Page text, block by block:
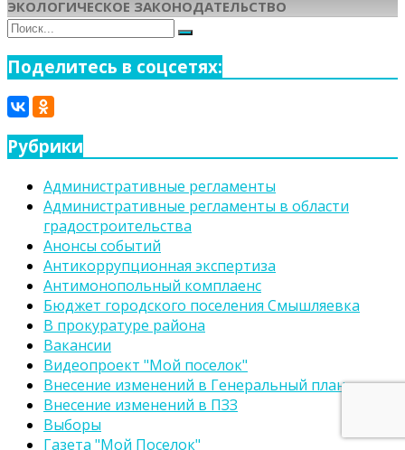
ЭКОЛОГИЧЕСКОЕ ЗАКОНОДАТЕЛЬСТВО
Поиск
Поиск
Поделитесь в соцсетях:
Рубрики
Административные регламенты
Административные регламенты в области
градостроительства
Анонсы событий
Антикоррупционная экспертиза
Антимонопольный комплаенс
Бюджет городского поселения Смышляевка
В прокуратуре района
Вакансии
Видеопроект "Мой поселок"
Внесение изменений в Генеральный план
Внесение изменений в ПЗЗ
Выборы
Газета "Мой Поселок"